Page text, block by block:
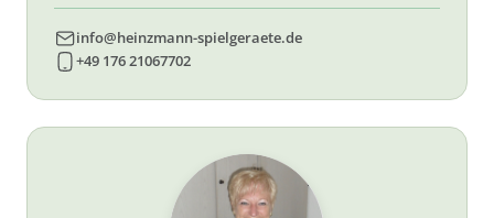
info@heinzmann-spielgeraete.de
+49 176 21067702